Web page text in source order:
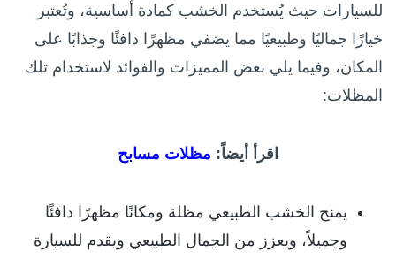
للسيارات حيث يُستخدم الخشب كمادة أساسية، وتُعتبر
خيارًا جماليًا وطبيعيًا مما يضفي مظهرًا دافئًا وجذابًا على
المكان، وفيما يلي بعض المميزات والفوائد لاستخدام تلك
المظلات:
اقرأ أيضاً: مظلات مسابح
يمنح الخشب الطبيعي مظلة ومكانًا مظهرًا دافئًا
وجميلاً، ويعزز من الجمال الطبيعي ويقدم للسيارة